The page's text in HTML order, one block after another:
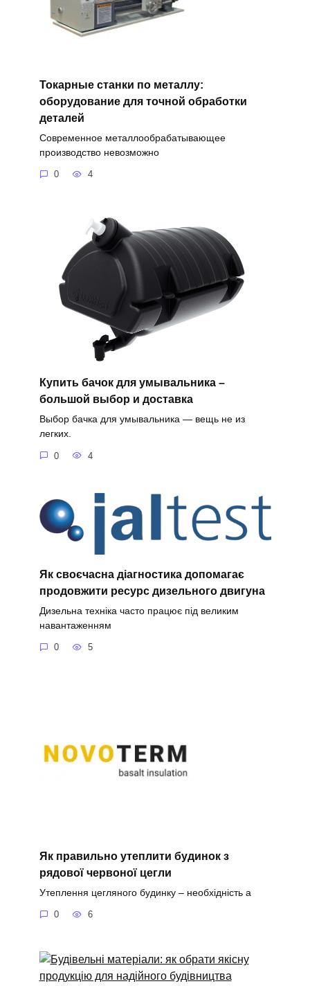
Токарные станки по металлу:
оборудование для точной обработки
деталей
Современное металлообрабатывающее
производство невозможно
0 4
Купить бачок для умывальника –
большой выбор и доставка
Выбор бачка для умывальника — вещь не из
легких.
0 4
Як своєчасна діагностика допомагає
продовжити ресурс дизельного двигуна
Дизельна техніка часто працює під великим
навантаженням
0 5
Як правильно утеплити будинок з
рядової червоної цегли
Утеплення цегляного будинку – необхідність а
0 6